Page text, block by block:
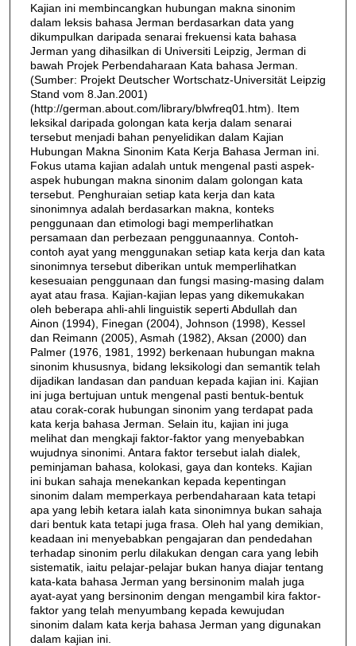
Kajian ini membincangkan hubungan makna sinonim
dalam leksis bahasa Jerman berdasarkan data yang
dikumpulkan daripada senarai frekuensi kata bahasa
Jerman yang dihasilkan di Universiti Leipzig, Jerman di
bawah Projek Perbendaharaan Kata bahasa Jerman.
(Sumber: Projekt Deutscher Wortschatz-Universität Leipzig
Stand vom 8.Jan.2001)
(http://german.about.com/library/blwfreq01.htm). Item
leksikal daripada golongan kata kerja dalam senarai
tersebut menjadi bahan penyelidikan dalam Kajian
Hubungan Makna Sinonim Kata Kerja Bahasa Jerman ini.
Fokus utama kajian adalah untuk mengenal pasti aspek-
aspek hubungan makna sinonim dalam golongan kata
tersebut. Penghuraian setiap kata kerja dan kata
sinonimnya adalah berdasarkan makna, konteks
penggunaan dan etimologi bagi memperlihatkan
persamaan dan perbezaan penggunaannya. Contoh-
contoh ayat yang menggunakan setiap kata kerja dan kata
sinonimnya tersebut diberikan untuk memperlihatkan
kesesuaian penggunaan dan fungsi masing-masing dalam
ayat atau frasa. Kajian-kajian lepas yang dikemukakan
oleh beberapa ahli-ahli linguistik seperti Abdullah dan
Ainon (1994), Finegan (2004), Johnson (1998), Kessel
dan Reimann (2005), Asmah (1982), Aksan (2000) dan
Palmer (1976, 1981, 1992) berkenaan hubungan makna
sinonim khususnya, bidang leksikologi dan semantik telah
dijadikan landasan dan panduan kepada kajian ini. Kajian
ini juga bertujuan untuk mengenal pasti bentuk-bentuk
atau corak-corak hubungan sinonim yang terdapat pada
kata kerja bahasa Jerman. Selain itu, kajian ini juga
melihat dan mengkaji faktor-faktor yang menyebabkan
wujudnya sinonimi. Antara faktor tersebut ialah dialek,
peminjaman bahasa, kolokasi, gaya dan konteks. Kajian
ini bukan sahaja menekankan kepada kepentingan
sinonim dalam memperkaya perbendaharaan kata tetapi
apa yang lebih ketara ialah kata sinonimnya bukan sahaja
dari bentuk kata tetapi juga frasa. Oleh hal yang demikian,
keadaan ini menyebabkan pengajaran dan pendedahan
terhadap sinonim perlu dilakukan dengan cara yang lebih
sistematik, iaitu pelajar-pelajar bukan hanya diajar tentang
kata-kata bahasa Jerman yang bersinonim malah juga
ayat-ayat yang bersinonim dengan mengambil kira faktor-
faktor yang telah menyumbang kepada kewujudan
sinonim dalam kata kerja bahasa Jerman yang digunakan
dalam kajian ini.